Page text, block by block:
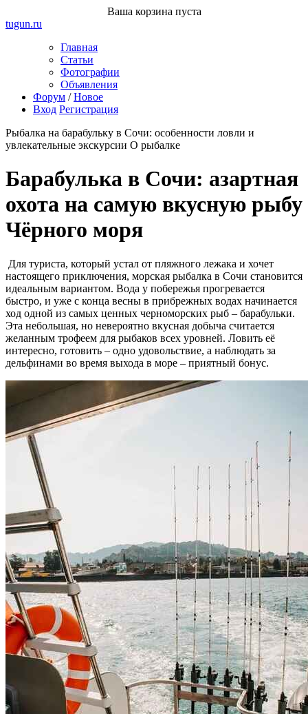
Ваша корзина пуста
tugun.ru
Главная
Статьи
Фотографии
Объявления
Форум /Новое
Вход Регистрация
Рыбалка на барабульку в Сочи: особенности ловли и
увлекательные экскурсии О рыбалке
Барабулька в Сочи: азартная
охота на самую вкусную рыбу
Чёрного моря
Для туриста, который устал от пляжного лежака и хочет
настоящего приключения, морская рыбалка в Сочи становится
идеальным вариантом. Вода у побережья прогревается
быстро, и уже с конца весны в прибрежных водах начинается
ход одной из самых ценных черноморских рыб – барабульки.
Эта небольшая, но невероятно вкусная добыча считается
желанным трофеем для рыбаков всех уровней. Ловить её
интересно, готовить – одно удовольствие, а наблюдать за
дельфинами во время выхода в море – приятный бонус.